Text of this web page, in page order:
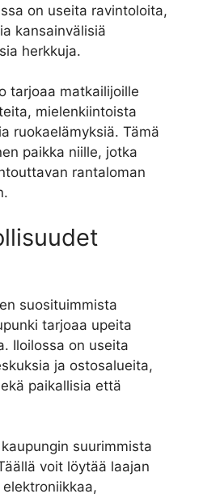
on useita ravintoloita,
kansainvälisiä
herkkuja.
tarjoaa matkailijoille
mielenkiintoista
ruokaelämyksiä. Tämä
paikka niille, jotka
rantaloman
suosituimmista
tarjoaa upeita
Iloilossa on useita
ja ostosalueita,
paikallisia että
suurimmista
voit löytää laajan